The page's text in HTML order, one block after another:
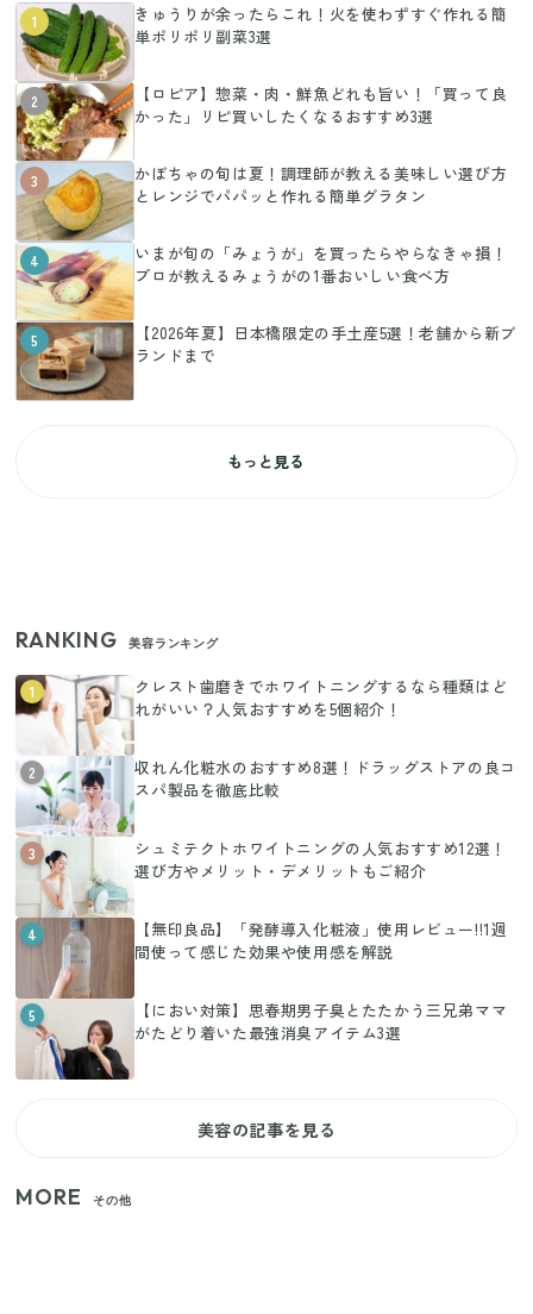
1
きゅうりが余ったらこれ！火を使わずすぐ作れる簡
単ポリポリ副菜3選
2
【ロピア】惣菜・肉・鮮魚どれも旨い！「買って良
かった」リピ買いしたくなるおすすめ3選
3
かぼちゃの旬は夏！調理師が教える美味しい選び方
とレンジでパパッと作れる簡単グラタン
4
いまが旬の「みょうが」を買ったらやらなきゃ損！
プロが教えるみょうがの1番おいしい食べ方
5
【2026年夏】日本橋限定の手土産5選！老舗から新ブ
ランドまで
もっと見る
RANKING 美容ランキング
1
クレスト歯磨きでホワイトニングするなら種類はど
れがいい？人気おすすめを5個紹介！
2
収れん化粧水のおすすめ8選！ドラッグストアの良コ
スパ製品を徹底比較
3
シュミテクトホワイトニングの人気おすすめ12選！
選び方やメリット・デメリットもご紹介
4
【無印良品】「発酵導入化粧液」使用レビュー!!1週
間使って感じた効果や使用感を解説
5
【におい対策】思春期男子臭とたたかう三兄弟ママ
がたどり着いた最強消臭アイテム3選
美容の記事を見る
MORE その他